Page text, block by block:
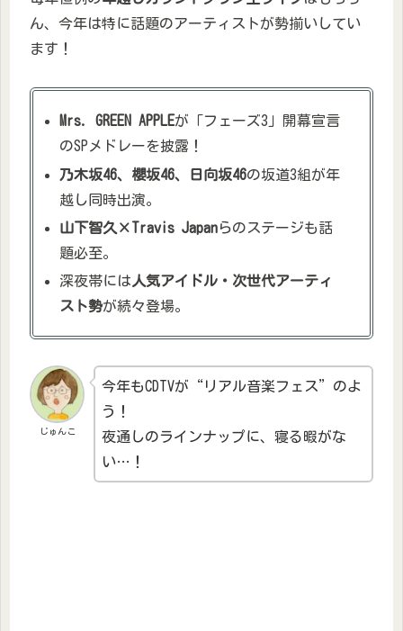
ん、今年は特に話題のアーティストが勢揃いしてい
ます！
Mrs. GREEN APPLEが「フェーズ3」開幕宣言
のSPメドレーを披露！
乃木坂46、櫻坂46、日向坂46の坂道3組が年
越し同時出演。
山下智久×Travis Japanらのステージも話
題必至。
深夜帯には 人気アイドル・次世代アーティ
スト勢が続々登場。
じゅんこ
今年もCDTVが“リアル音楽フェス”のよ
う！
夜通しのラインナップに、寝る暇がな
い…！